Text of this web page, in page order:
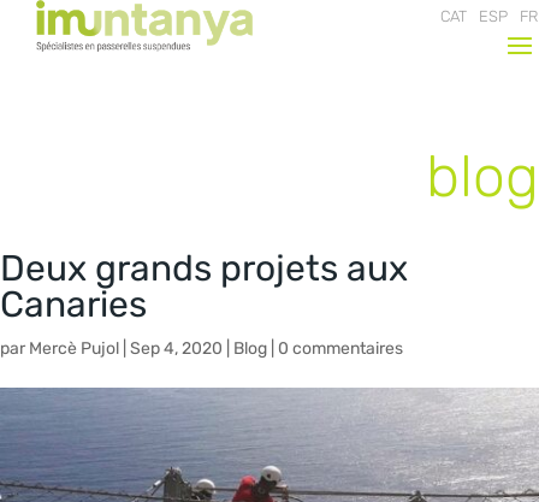
CAT ESP FR
blog
Deux grands projets aux
Canaries
par Mercè Pujol Sep 4, 2020 Blog 0 commentaires